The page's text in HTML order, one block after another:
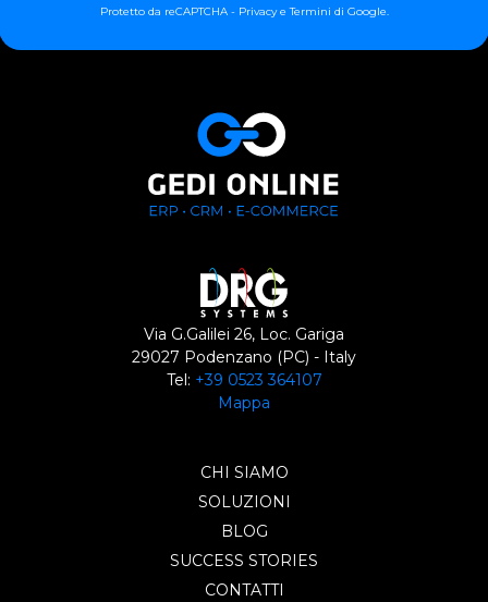
Protetto da reCAPTCHA - PrivacyeTermini di Google.
Via G.Galilei 26, Loc. Gariga
29027 Podenzano (PC) - Italy
Tel: +39 0523 364107
Mappa
CHI SIAMO
SOLUZIONI
BLOG
SUCCESS STORIES
CONTATTI